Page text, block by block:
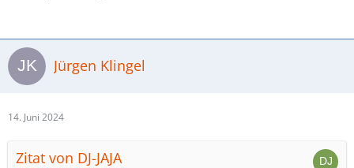
Jürgen Klingel
14. Juni 2024
Zitat von DJ-JAJA